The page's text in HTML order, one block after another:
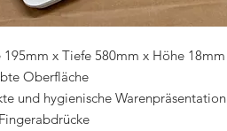
195mm x Tiefe 580mm x Höhe 18mm
Oberfläche
und hygienische Warenpräsentation